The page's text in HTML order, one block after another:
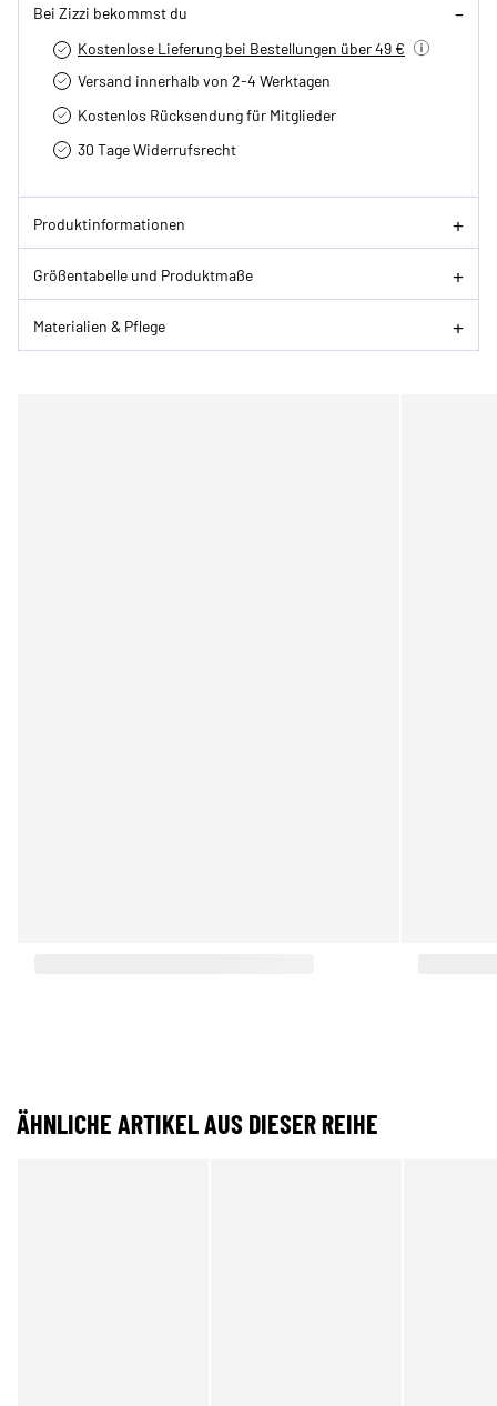
Bei Zizzi bekommst du
Kostenlose Lieferung bei Bestellungen über 49 €
Versand innerhalb von 2-4 Werktagen
Kostenlos Rücksendung für Mitglieder
30 Tage Widerrufsrecht
Produktinformationen
Größentabelle und Produktmaße
Materialien & Pflege
ÄHNLICHE ARTIKEL AUS DIESER REIHE